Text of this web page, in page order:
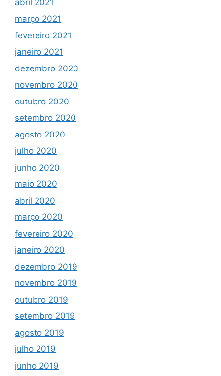
abril 2021
março 2021
fevereiro 2021
janeiro 2021
dezembro 2020
novembro 2020
outubro 2020
setembro 2020
agosto 2020
julho 2020
junho 2020
maio 2020
abril 2020
março 2020
fevereiro 2020
janeiro 2020
dezembro 2019
novembro 2019
outubro 2019
setembro 2019
agosto 2019
julho 2019
junho 2019